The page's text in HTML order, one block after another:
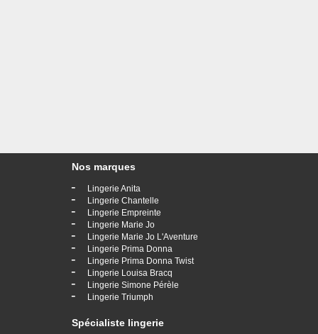
Nos marques
- Lingerie Anita
- Lingerie Chantelle
- Lingerie Empreinte
- Lingerie Marie Jo
- Lingerie Marie Jo L'Aventure
- Lingerie Prima Donna
- Lingerie Prima Donna Twist
- Lingerie Louisa Bracq
- Lingerie Simone Pérèle
- Lingerie Triumph
Spécialiste lingerie